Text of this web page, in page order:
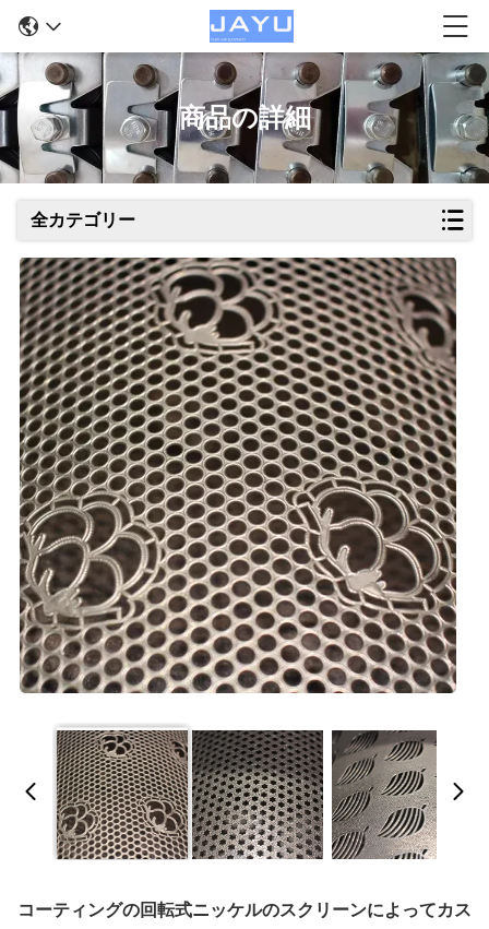
商品の詳細
全カテゴリー
コーティングの回転式ニッケルのスクリーンによってカス